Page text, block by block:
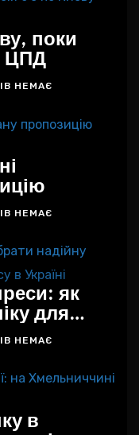
поки
ЦПД
НЕМАЄ
НЕМАЄ
як
для
в
НЕМАЄ
в